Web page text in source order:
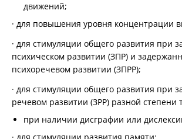
движений;
· для повышения уровня концентрации
· для стимуляции общего развития при
психическом развитии (ЗПР) и
психоречевом развитии (ЗПРР);
· для стимуляции общего развития при
речевом развитии (ЗРР) разной степени
при наличии дисграфии или